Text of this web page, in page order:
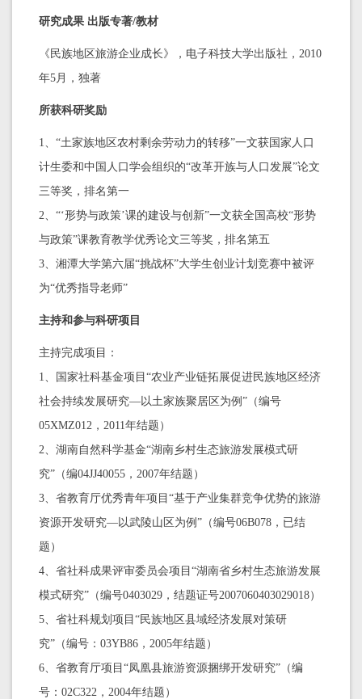
研究成果 出版专著/教材
《民族地区旅游企业成长》，电子科技大学出版社，2010
年5月，独著
所获科研奖励
1、“土家族地区农村剩余劳动力的转移”一文获国家人口
计生委和中国人口学会组织的“改革开族与人口发展”论文
三等奖，排名第一
2、“‘形势与政策’课的建设与创新”一文获全国高校“形势
与政策”课教育教学优秀论文三等奖，排名第五
3、湘潭大学第六届“挑战杯”大学生创业计划竞赛中被评
为“优秀指导老师”
主持和参与科研项目
主持完成项目：
1、国家社科基金项目“农业产业链拓展促进民族地区经济
社会持续发展研究—以土家族聚居区为例”（编号
05XMZ012，2011年结题）
2、湖南自然科学基金“湖南乡村生态旅游发展模式研
究”（编04JJ40055，2007年结题）
3、省教育厅优秀青年项目“基于产业集群竞争优势的旅游
资源开发研究—以武陵山区为例”（编号06B078，已结
题）
4、省社科成果评审委员会项目“湖南省乡村生态旅游发展
模式研究”（编号0403029，结题证号2007060403029018）
5、省社科规划项目“民族地区县域经济发展对策研
究”（编号：03YB86，2005年结题）
6、省教育厅项目“凤凰县旅游资源捆绑开发研究”（编
号：02C322，2004年结题）